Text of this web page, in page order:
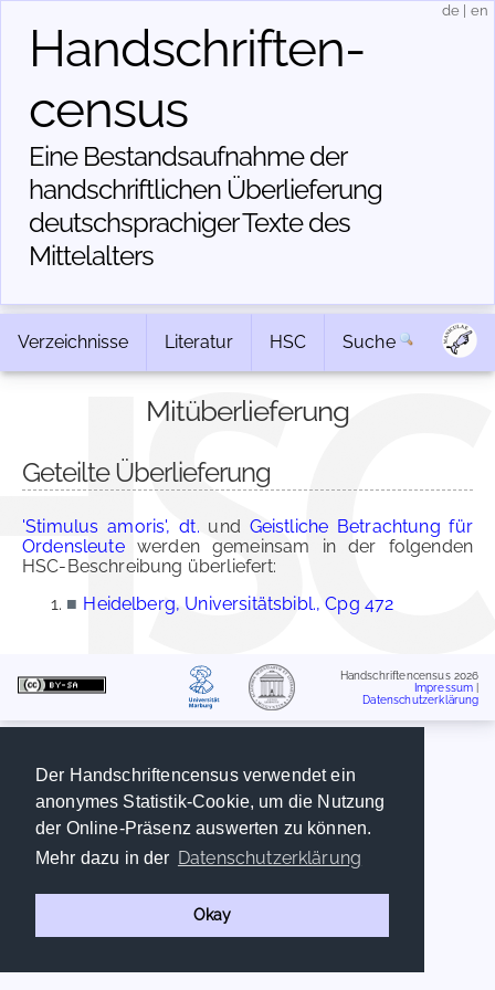
Der Handschriftencensus verwendet ein
anonymes Statistik-Cookie, um die Nutzung
der Online-Präsenz auswerten zu können.
Mehr dazu in der Datenschutzerklärung
Okay
Handschriften­
census
Eine Bestandsaufnahme der
handschriftlichen Über­lieferung
deutschsprachiger Texte des
Mittelalters
de en
Verzeichnisse Literatur HSC Suche
Mitüberlieferung
Geteilte Überlieferung
'Stimulus amoris', dt. und Geistliche Betrachtung für
Ordensleutewerden gemeinsam in der folgenden
HSC-Beschreibung überliefert:
■ Heidelberg, Universitätsbibl., Cpg 472
Handschriftencensus 2026
Impressum
Datenschutzerklärung